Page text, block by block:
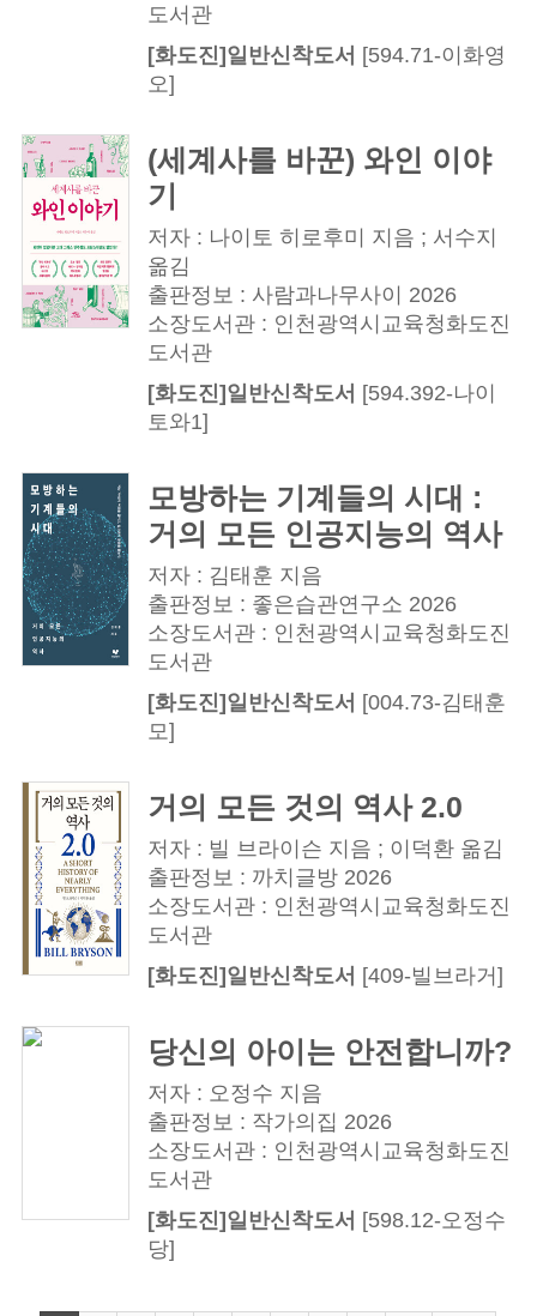
도서관
[화도진]일반신착도서 [594.71-이화영
오]
(세계사를 바꾼) 와인 이야
기
저자 : 나이토 히로후미 지음 ; 서수지
옮김
출판정보 : 사람과나무사이 2026
소장도서관 : 인천광역시교육청화도진
도서관
[화도진]일반신착도서 [594.392-나이
토와1]
모방하는 기계들의 시대 :
거의 모든 인공지능의 역사
저자 : 김태훈 지음
출판정보 : 좋은습관연구소 2026
소장도서관 : 인천광역시교육청화도진
도서관
[화도진]일반신착도서 [004.73-김태훈
모]
거의 모든 것의 역사 2.0
저자 : 빌 브라이슨 지음 ; 이덕환 옮김
출판정보 : 까치글방 2026
소장도서관 : 인천광역시교육청화도진
도서관
[화도진]일반신착도서 [409-빌브라거]
당신의 아이는 안전합니까?
저자 : 오정수 지음
출판정보 : 작가의집 2026
소장도서관 : 인천광역시교육청화도진
도서관
[화도진]일반신착도서 [598.12-오정수
당]